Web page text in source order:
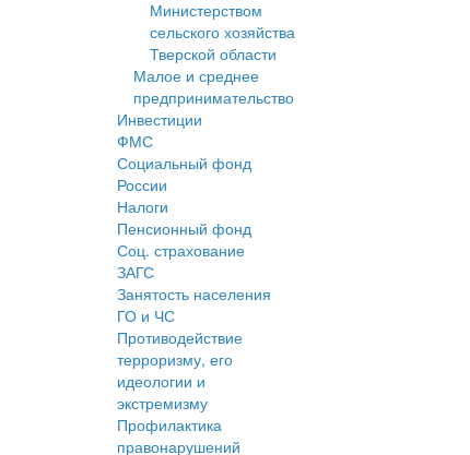
Министерством
сельского хозяйства
Тверской области
Малое и среднее
предпринимательство
Инвестиции
ФМС
Социальный фонд
России
Налоги
Пенсионный фонд
Соц. страхование
ЗАГС
Занятость населения
ГО и ЧС
Противодействие
терроризму, его
идеологии и
экстремизму
Профилактика
правонарушений